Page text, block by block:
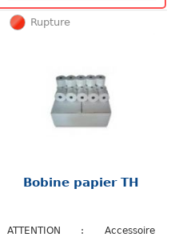
Rupture
Bobine papier TH
ATTENTION : Accessoire